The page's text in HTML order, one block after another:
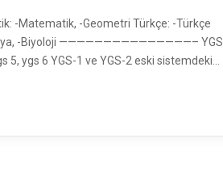
-Matematik, -Geometri Türkçe: -Türkçe
-Biyoloji ———————————————– YGS
5, ygs 6 YGS-1 ve YGS-2 eski sistemdeki…